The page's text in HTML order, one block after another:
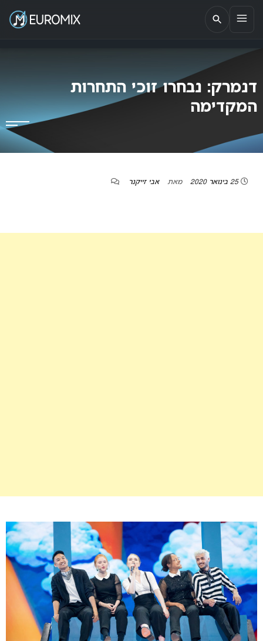
EUROMIX
אתר הבית של האירוויזיון בישראל
דנמרק: נבחרו זוכי התחרות
המקדימה
25 בינואר 2020 מאת אבי זייקנר